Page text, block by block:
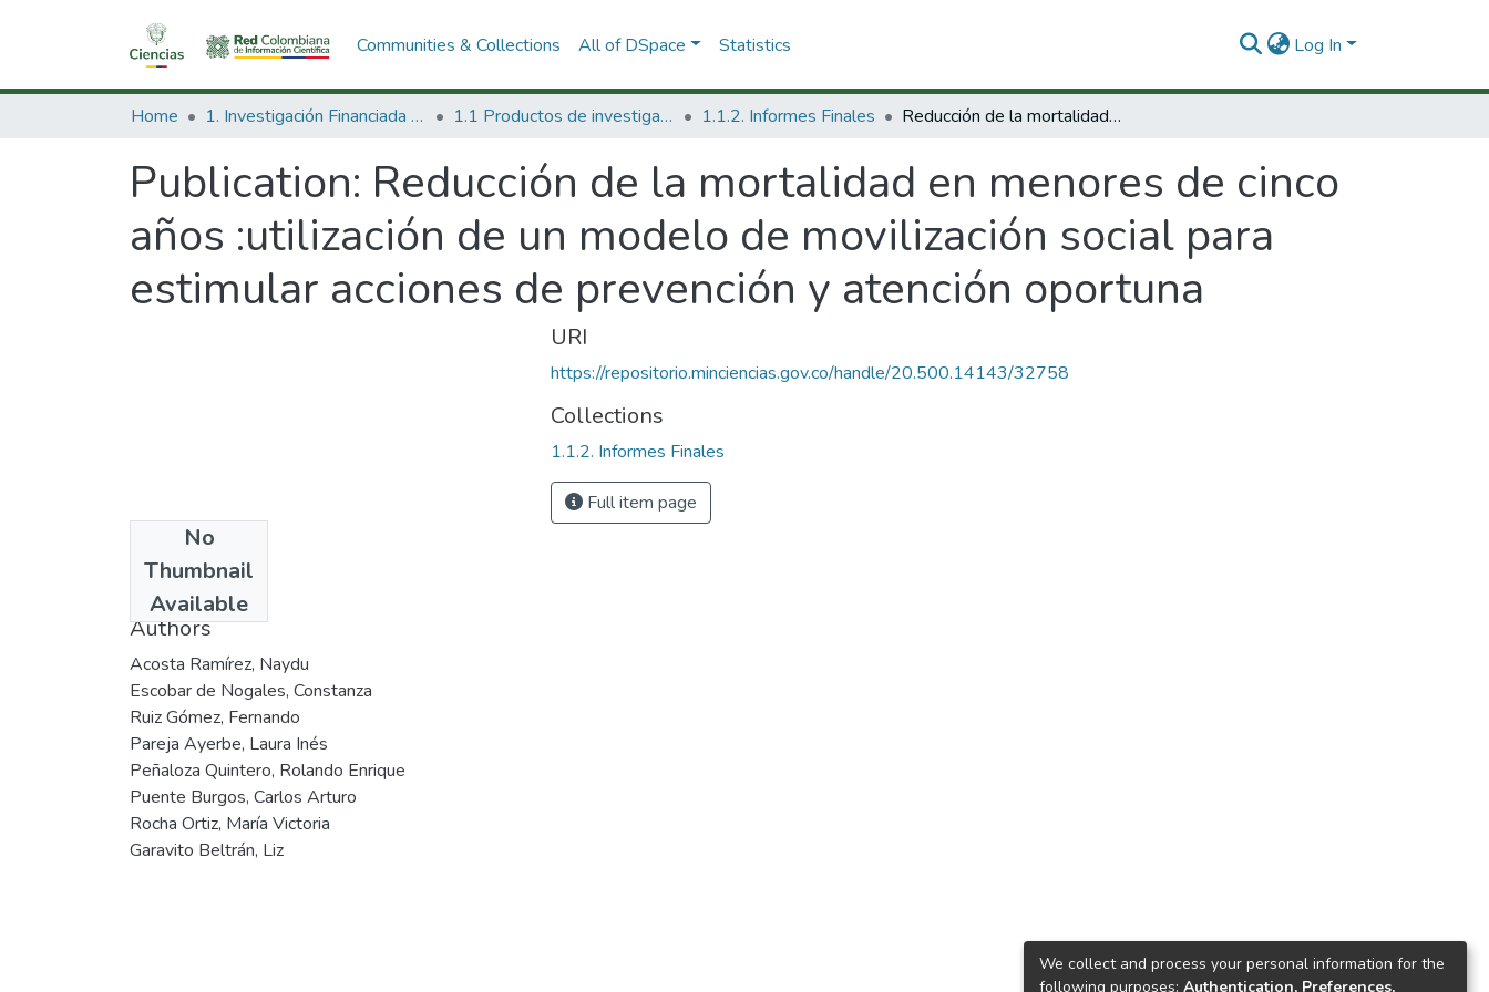
Communities & Collections All of DSpace Statistics Log In
Home 1. Investigación Financiada con Recursos Públicos 1.1 Productos de investigación 1.1.2. Informes Finales Reducción de la mortalidad en menores de cinco años :utilización de un modelo de movilización social para estimular acciones de prevención y atención oportuna
Publication: Reducción de la mortalidad en menores de cinco
años :utilización de un modelo de movilización social para
estimular acciones de prevención y atención oportuna
No
Thumbnail
Available
2004
Authors
Acosta Ramírez, Naydu
Escobar de Nogales, Constanza
Ruiz Gómez, Fernando
Pareja Ayerbe, Laura Inés
Peñaloza Quintero, Rolando Enrique
Puente Burgos, Carlos Arturo
Rocha Ortiz, María Victoria
Garavito Beltrán, Liz
URI
https://repositorio.minciencias.gov.co/handle/20.500.14143/32758
Collections
1.1.2. Informes Finales
Full item page
We collect and process your personal information for the
following purposes: Authentication, Preferences,